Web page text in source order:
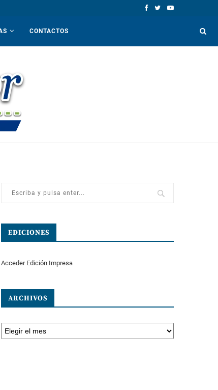
CONTACTOS
EDICIONES
Acceder Edición Impresa
ARCHIVOS